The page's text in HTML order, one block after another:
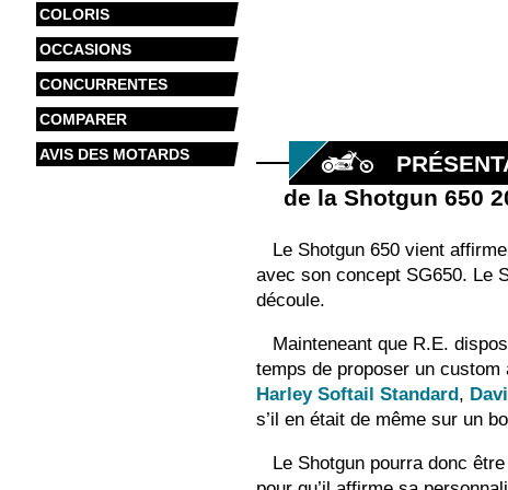
COLORIS
OCCASIONS
CONCURRENTES
COMPARER
AVIS DES MOTARDS
de la Shotgun 650
Le Shotgun 650 vient
avec son concept SG650. Le
découle.
Mainteneant que R.E.
temps de proposer un
Harley Softail Standard,
s’il en était de même sur un
Le Shotgun pourra donc